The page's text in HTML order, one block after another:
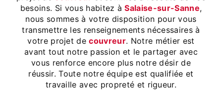
besoins. Si vous habitez àSalaise-sur-Sanne,
nous sommes à votre disposition pour vous
transmettre les renseignements nécessaires à
votre projet decouvreur. Notre métier est
avant tout notre passion et le partager avec
vous renforce encore plus notre désir de
réussir. Toute notre équipe est qualifiée et
travaille avec propreté et rigueur.